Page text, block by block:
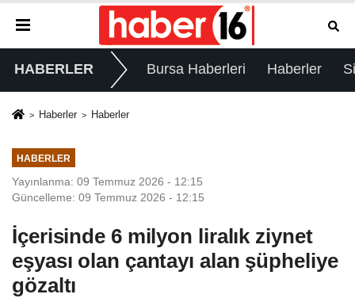
HABERLER Bursa Haberleri Haberler
Haberler Haberler
HABERLER
Yayınlanma: 09 Temmuz 2026 - 12:15
Güncelleme: 09 Temmuz 2026 - 12:15
İçerisinde 6 milyon liralık ziynet
eşyası olan çantayı alan şüpheliye
gözaltı